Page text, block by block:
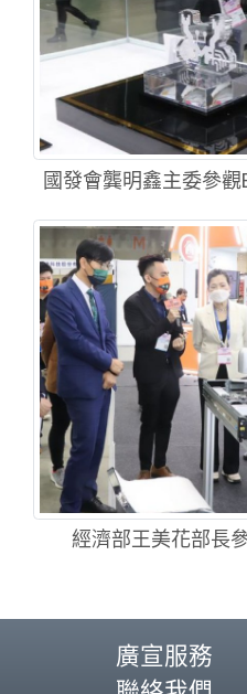
國發會龔明鑫主委參
經濟部王美花部長
廣宣服務